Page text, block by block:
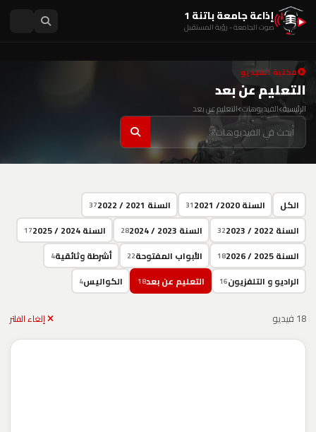
إذاعة جامعة باتنة 1
صوت الجامعة - رؤية المستقبل
مكتبة الفيديو
التعليم عن بعد
الرئيسية الفيديوهات التعليم عن بعد
الكل السنة 2020/ 2021 31 السنة 2021 / 2022 37
السنة 2022 / 2023 32 السنة 2023 / 2024 28 السنة 2024 / 2025 17
السنة 2025 / 2026 18 الأبواب المفتوحة22 أشرطة وثائقية4
الراديو و التلفزيون16 التعليم عن بعد18 الكواليس4
18 فيديو إلغاء الفلتر